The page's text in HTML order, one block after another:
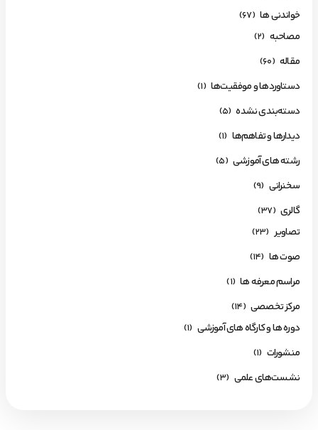
خواندنی ها (67)
مصاحبه (2)
مقاله (60)
دستاوردها و موفقیت‌ها (1)
دسته‌بندی نشده (5)
دیدارها و تفاهم‌ها (1)
رشته های آموزشی (5)
سخنرانی (9)
گالری (37)
تصاویر (23)
صوت ها (14)
مراسم معرفه ها (1)
مرکز تخصصی (14)
دوره ها و کارگاه های آموزشی (1)
منشورات (1)
نشست‌های علمی (3)